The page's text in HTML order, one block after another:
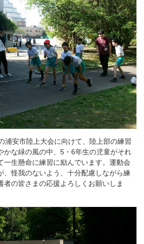
浦安市陸上大会に向けて、陸上部の練習
かな緑の風の中、5・6年生の児童がそれ
一生懸命に練習に励んでいます。運動会
、怪我のないよう、十分配慮しながら練
者の皆さまの応援よろしくお願いしま